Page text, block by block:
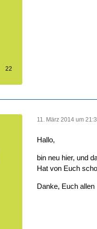
22
11. März 2014 um
Hallo,
bin neu hier, und
Hat von Euch
Danke, Euch allen